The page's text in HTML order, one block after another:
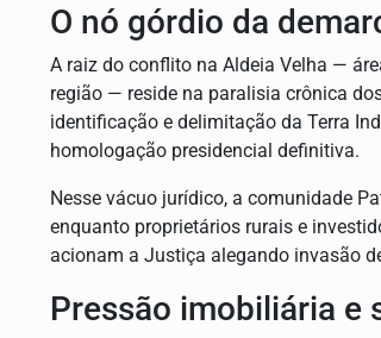
O nó górdio da
A raiz do conflito na Aldeia Velha —
região — reside na paralisia crônica
identificação e delimitação da Terra
homologação presidencial definitiva.
Nesse vácuo jurídico, a comunidade
enquanto proprietários rurais e
acionam a Justiça alegando invasão
Pressão imobiliária e